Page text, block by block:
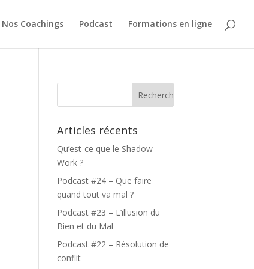
Nos Coachings Podcast Formations en ligne
Articles récents
Qu’est-ce que le Shadow
Work ?
Podcast #24 – Que faire
quand tout va mal ?
Podcast #23 – L’illusion du
Bien et du Mal
Podcast #22 – Résolution de
conflit